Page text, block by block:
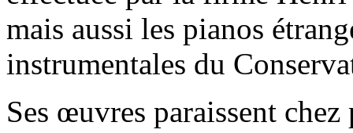
mais aussi les pianos
instrumentales du
Ses œuvres paraissent